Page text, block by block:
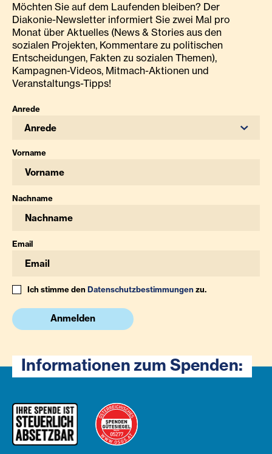
Möchten Sie auf dem Laufenden bleiben? Der
Diakonie-Newsletter informiert Sie zwei Mal pro
Monat über Aktuelles (News & Stories aus den
sozialen Projekten, Kommentare zu politischen
Entscheidungen, Fakten zu sozialen Themen),
Kampagnen-Videos, Mitmach-Aktionen und
Veranstaltungs-Tipps!
Anrede
Anrede
Vorname
Nachname
Email
Ich stimme denDatenschutzbestimmungenzu.
Anmelden
Informationen zum Spenden: